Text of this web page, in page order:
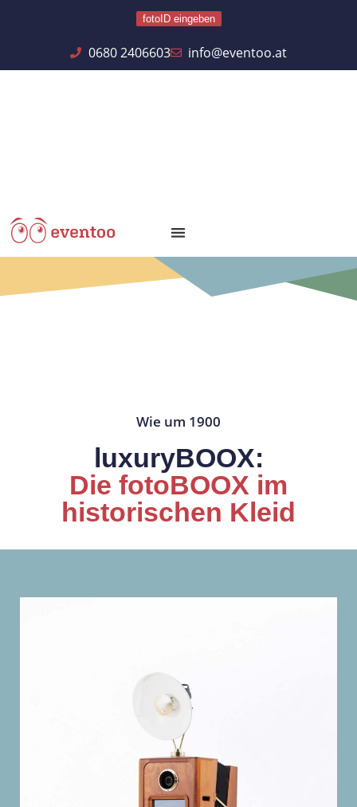
fotoID eingeben
0680 2406603 info@eventoo.at
Wie um 1900
luxuryBOOX:
Die fotoBOOX im
historischen Kleid